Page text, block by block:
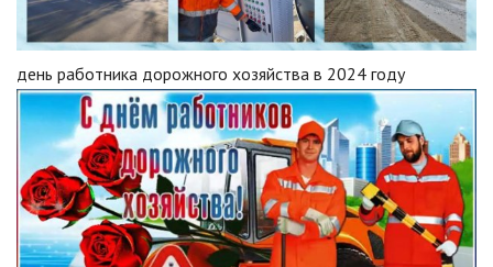
день работника дорожного хозяйства в 2024 году